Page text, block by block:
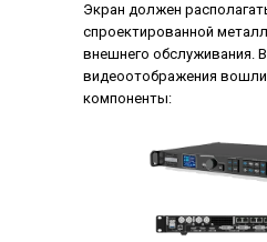
Экран должен
спроектированной
внешнего обслуживания.
видеоотображения
компоненты: